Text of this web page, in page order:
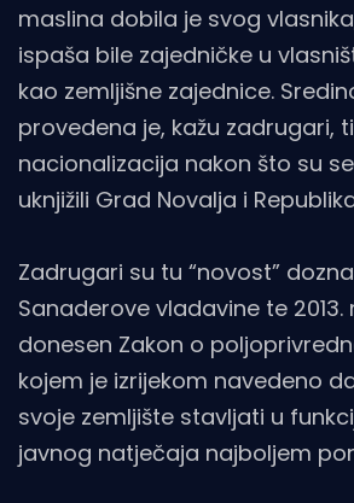
maslina dobila je svog
ispaša bile zajedničke u
kao zemljišne zajednice.
provedena je, kažu zadrugari,
nacionalizacija nakon što su
uknjižili Grad Novalja i
Zadrugari su tu “novost”
Sanaderove vladavine te 2013.
donesen Zakon o
kojem je izrijekom navedeno
svoje zemljište stavljati u
javnog natječaja najboljem